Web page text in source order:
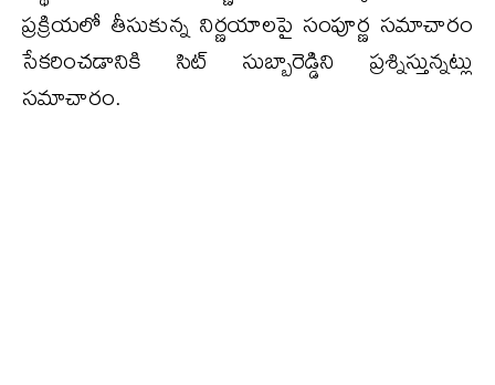
ప్రక్రియలో తీసుకున్న నిర్ణయాలపై సంపూర్ణ సమాచారం
సేకరించడానికి సిట్ సుబ్బారెడ్డిని ప్రశ్నిస్తున్నట్లు
సమాచారం.